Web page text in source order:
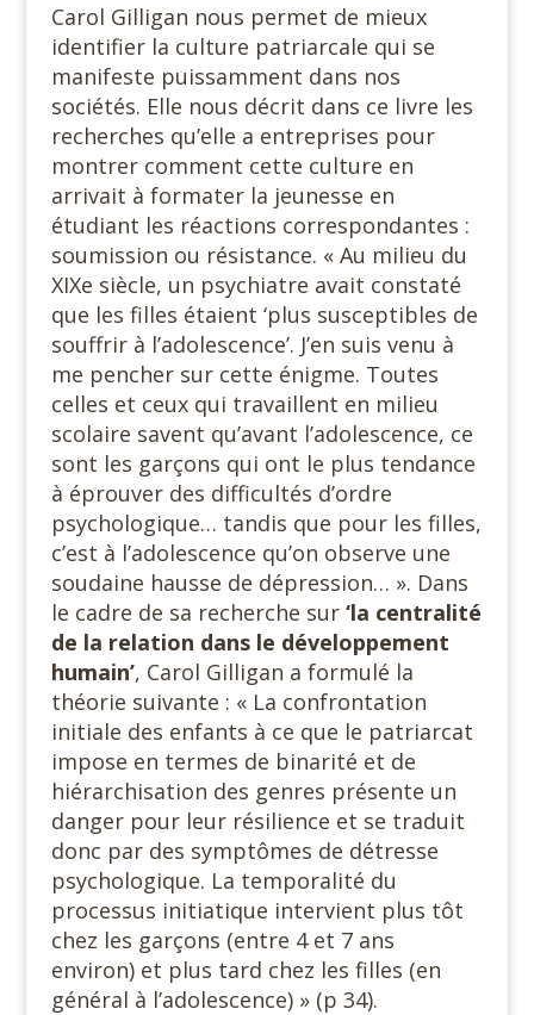
Carol Gilligan nous permet de mieux
identifier la culture patriarcale qui se
manifeste puissamment dans nos
sociétés. Elle nous décrit dans ce livre les
recherches qu’elle a entreprises pour
montrer comment cette culture en
arrivait à formater la jeunesse en
étudiant les réactions correspondantes :
soumission ou résistance. « Au milieu du
XIXe siècle, un psychiatre avait constaté
que les filles étaient ‘plus susceptibles de
souffrir à l’adolescence’. J’en suis venu à
me pencher sur cette énigme. Toutes
celles et ceux qui travaillent en milieu
scolaire savent qu’avant l’adolescence, ce
sont les garçons qui ont le plus tendance
à éprouver des difficultés d’ordre
psychologique… tandis que pour les filles,
c’est à l’adolescence qu’on observe une
soudaine hausse de dépression… ». Dans
le cadre de sa recherche sur ‘la centralité
de la relation dans le développement
humain’, Carol Gilligan a formulé la
théorie suivante : « La confrontation
initiale des enfants à ce que le patriarcat
impose en termes de binarité et de
hiérarchisation des genres présente un
danger pour leur résilience et se traduit
donc par des symptômes de détresse
psychologique. La temporalité du
processus initiatique intervient plus tôt
chez les garçons (entre 4 et 7 ans
environ) et plus tard chez les filles (en
général à l’adolescence) » (p 34).